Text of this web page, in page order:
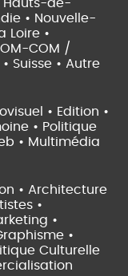
Hauts-de-
• Nouvelle-
Loire •
COM /
Suisse • Autre
• Edition •
• Politique
• Multimédia
• Architecture
•
•
•
Culturelle